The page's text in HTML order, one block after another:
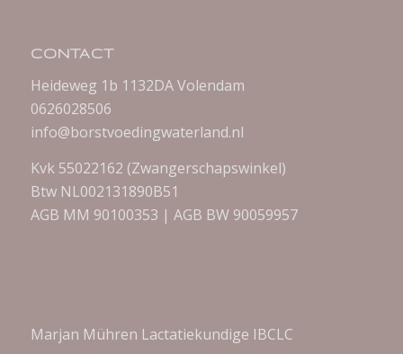
CONTACT
Heideweg 1b 1132DA Volendam
0626028506
info@borstvoedingwaterland.nl
Kvk 55022162 (Zwangerschapswinkel)
Btw NL002131890B51
AGB MM 90100353 | AGB BW 90059957
Marjan Mühren Lactatiekundige IBCLC